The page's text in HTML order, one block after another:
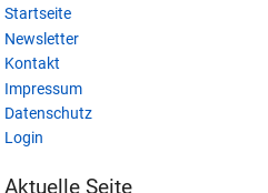
Startseite
Newsletter
Kontakt
Impressum
Datenschutz
Login
Aktuelle Seite